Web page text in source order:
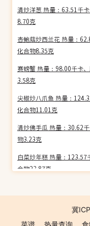
清炒洋葱 热量：63.51千
8.70克
杏鲍菇炒西兰花 热量：
化合物8.35克
赛螃蟹 热量：98.00千卡
3.58克
尖椒炒八爪鱼 热量：
化合物11.01克
清炒佛手瓜 热量：30.62
物3.23克
白菜炒年糕 热量：
合物23.87克
物11.59克
海带炒绿豆芽 热量：
冀